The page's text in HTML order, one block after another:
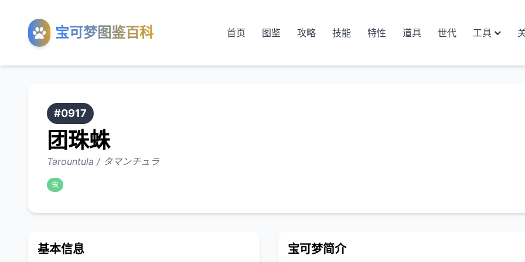
宝可梦图鉴百科 首页 图鉴 攻略 技能 特性 道具 世代 工具
#0917
团珠蛛
Tarountula / タマンチュラ
虫
基本信息 宝可梦简介